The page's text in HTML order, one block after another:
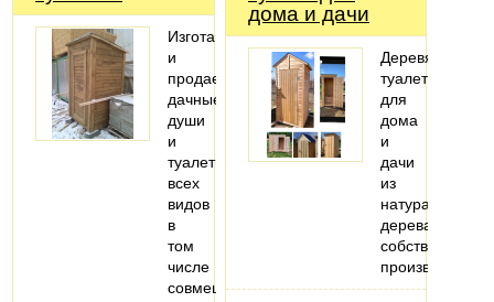
Изготавливаем
и
продаем
дачные
души
и
туалеты
всех
видов
в
том
числе
совмещенные.
дома и дачи
Деревянные
туалеты
для
дома
и
дачи
из
натурального
дерева,
собственного
производства.